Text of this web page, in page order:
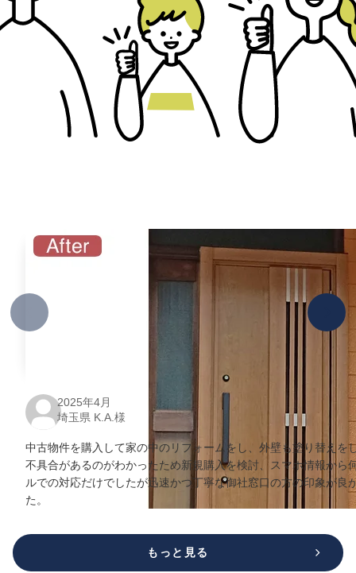
2025年4月
埼玉県 K.A.様
中古物件を購入して家の中のリフォームをし、外壁も塗り替えを
不具合があるのがわかったため新規購入を検討、スマホ情報から
ルでの対応だけでしたが迅速かつ丁寧な御社窓口の方の印象が良
た。
もっと見る